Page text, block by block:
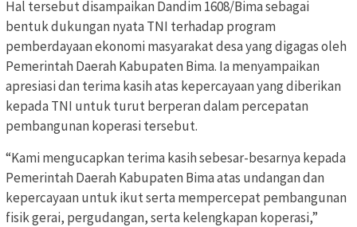
Hal tersebut disampaikan Dandim 1608/Bima sebagai
bentuk dukungan nyata TNI terhadap program
pemberdayaan ekonomi masyarakat desa yang digagas oleh
Pemerintah Daerah Kabupaten Bima. Ia menyampaikan
apresiasi dan terima kasih atas kepercayaan yang diberikan
kepada TNI untuk turut berperan dalam percepatan
pembangunan koperasi tersebut.
“Kami mengucapkan terima kasih sebesar-besarnya kepada
Pemerintah Daerah Kabupaten Bima atas undangan dan
kepercayaan untuk ikut serta mempercepat pembangunan
fisik gerai, pergudangan, serta kelengkapan koperasi,”